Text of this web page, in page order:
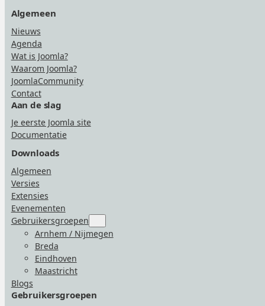
Algemeen
Nieuws
Agenda
Wat is Joomla?
Waarom Joomla?
JoomlaCommunity
Contact
Aan de slag
Je eerste Joomla site
Documentatie
Downloads
Algemeen
Versies
Extensies
Evenementen
Gebruikersgroepen
for
“Gebruikersgroepen”
Arnhem / Nijmegen
Breda
Eindhoven
Maastricht
Blogs
Gebruikersgroepen